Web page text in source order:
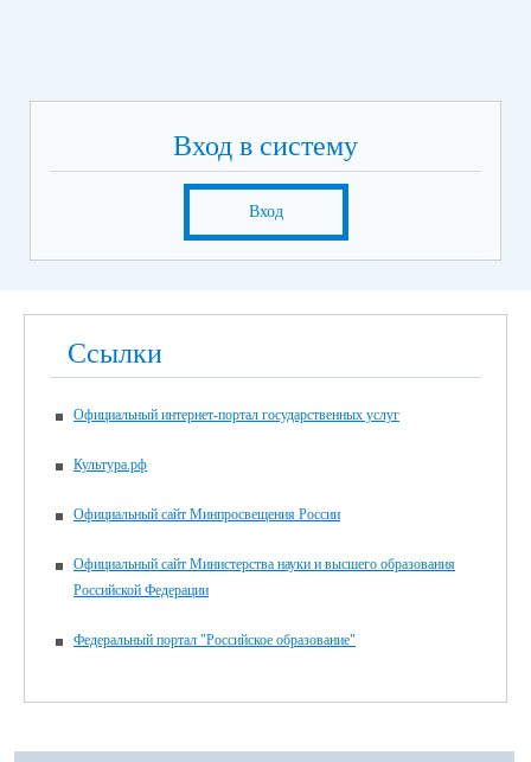
Вход в систему
Вход
Ссылки
Официальный интернет-портал государственных услуг
Культура.рф
Официальный сайт Минпросвещения России
Официальный сайт Министерства науки и высшего образования
Российской Федерации
Федеральный портал "Российское образование"